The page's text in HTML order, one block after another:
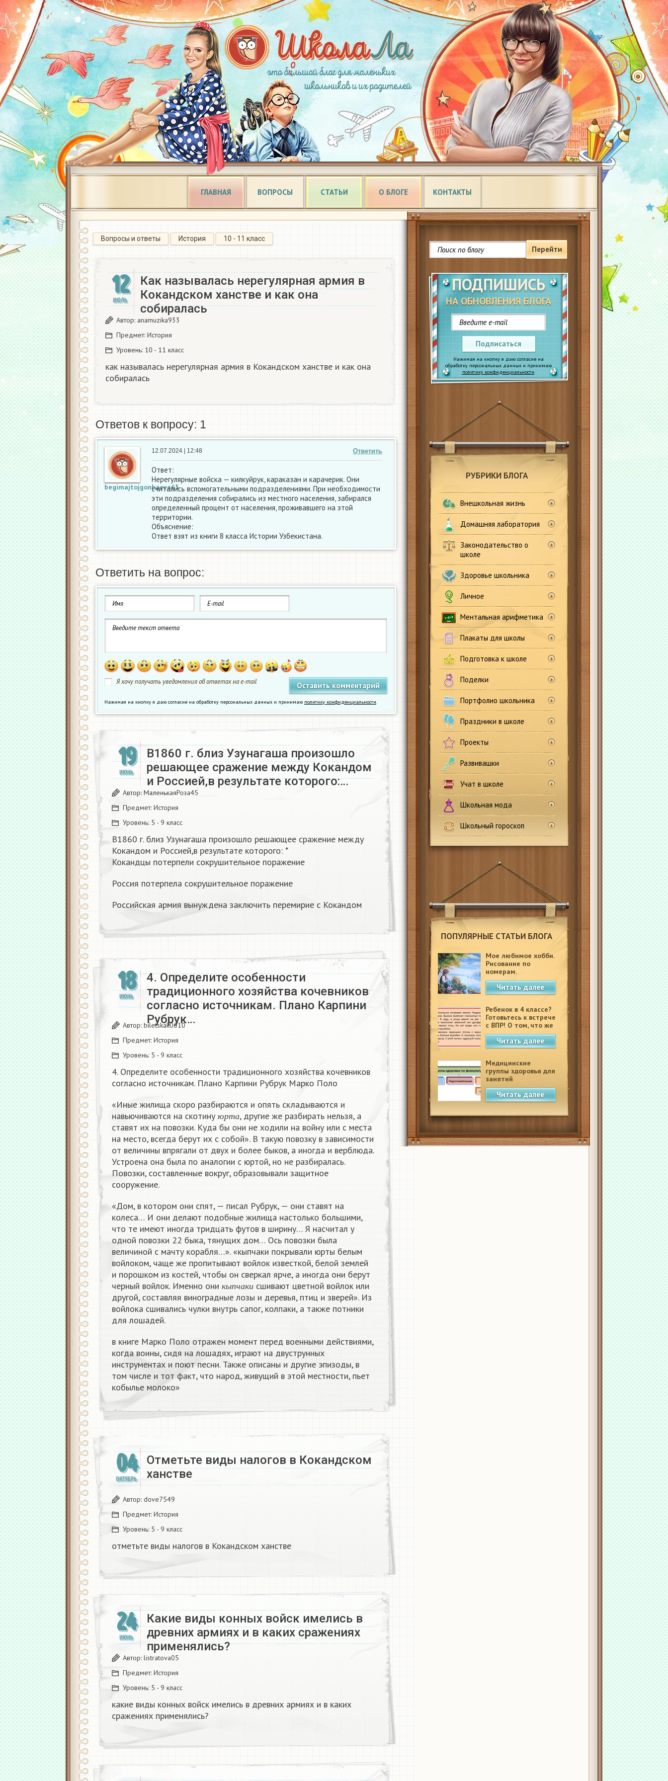
ГЛАВНАЯ ВОПРОСЫ СТАТЬИ О БЛОГЕ КОНТАКТЫ
Перейти
ПОДПИШИСЬ
НА ОБНОВЛЕНИЯ БЛОГА
Подписаться
Нажимая на кнопку я даю согласие на
обработку персональных данных и принимаю
политику конфиденциальности.
РУБРИКИ БЛОГА
Внешкольная жизнь
Домашняя лаборатория
Законодательство о
школе
Здоровье школьника
Личное
Ментальная арифметика
Плакаты для школы
Подготовка к школе
Поделки
Портфолио школьника
Праздники в школе
Проекты
Развивашки
Учат в школе
Школьная мода
Школьный гороскоп
ПОПУЛЯРНЫЕ СТАТЬИ БЛОГА
Мое любимое хобби.
Рисование по
номерам.
Читать далее
Ребенок в 4 классе?
Готовьтесь к встрече
с ВПР! О том, что же
это такое.
Читать далее
Медицинские
группы здоровья для
занятий
физкультурой в
школеЧитать далее
Вопросы и ответы История 10 - 11 класс
12
ИЮЛЬ
Как называлась нерегулярная армия в
Кокандском ханстве и как она
собиралась​
Автор: anamuzika933
Предмет: История
Уровень: 10 - 11 класс
как называлась нерегулярная армия в Кокандском ханстве и как она
собиралась​
Ответов к вопросу: 1
begimajtojgonbaeva65
Ответить
12.07.2024 | 12:48
Ответ:
Нерегулярные войска — килкуйрук, караказан и карачерик. Они
считались вспомогательными подразделениями. При необходимости
эти подразделения собирались из местного населения, забирался
определенный процент от населения, проживавшего на этой
территории.
Объяснение:
Ответ взят из книги 8 класса Истории Узбекистана.
Ответить на вопрос:
Я хочу получать уведомления об ответах на e-mail
Нажимая на кнопку я даю согласие на обработку персональных данных и принимаю политику конфиденциальности.
19
ИЮНЬ
В1860 г. близ Узунагаша произошло
решающее сражение между Кокандом
и Россией,в результате которого:…
Автор: МаленькаяРоза45
Предмет: История
Уровень: 5 - 9 класс
В1860 г. близ Узунагаша произошло решающее сражение между
Кокандом и Россией,в результате которого: *
Кокандцы потерпели сокрушительное поражение
Россия потерпела сокрушительное поражение
Российская армия вынуждена заключить перемирие с Кокандом​
18
ИЮНЬ
4. Определите особенности
традиционного хозяйства кочевников
согласно источникам. Плано Карпини
Рубрук…
Автор: biletskak0610
Предмет: История
Уровень: 5 - 9 класс
4. Определите особенности традиционного хозяйства кочевников
согласно источникам. Плано Карпини Рубрук Марко Поло
«Иные жилища скоро разбираются и опять складываются и
навьючиваются на скотину
ю р т а
юрта , другие же разбирать нельзя, а
ставят их на повозки. Куда бы они не ходили на войну или с места
на место, всегда берут их с собой». В такую повозку в зависимости
от величины впрягали от двух и более быков, а иногда и верблюда.
Устроена она была по аналогии с юртой, но не разбиралась.
Повозки, составленные вокруг, образовывали защитное
сооружение.
«Дом, в котором они спят, — писал Рубрук, — они ставят на
колеса… И они делают подобные жилища настолько большими,
что те имеют иногда тридцать футов в ширину… Я насчитал у
одной повозки 22 быка, тянущих дом… Ось повозки была
величиной с мачту корабля…». «кыпчаки покрывали юрты белым
войлоком, чаще же пропитывают войлок известкой, белой землей
и порошком из костей, чтобы он сверкал ярче, а иногда они берут
черный войлок. Именно они
кып ч а к и
к ыпч акисшивают цветной войлок или
другой, составляя виноградные лозы и деревья, птиц и зверей». Из
войлока сшивались чулки внутрь сапог, колпаки, а также потники
для лошадей.
в книге Марко Поло отражен момент перед военными действиями,
когда воины, сидя на лошадях, играют на двуструнных
инструментах и поют песни. Также описаны и другие эпизоды, в
том числе и тот факт, что народ, живущий в этой местности, пьет
кобылье молоко»
04
ОКТЯБРЬ
Отметьте виды налогов в Кокандском
ханстве​
Автор: dove7549
Предмет: История
Уровень: 5 - 9 класс
отметьте виды налогов в Кокандском ханстве​
24
ИЮНЬ
Какие виды конных войск имелись в
древних армиях и в каких сражениях
применялись?​
Автор: listratova05
Предмет: История
Уровень: 5 - 9 класс
какие виды конных войск имелись в древних армиях и в каких
сражениях применялись?​